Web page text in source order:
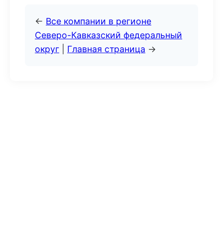
← Все компании в регионе
Северо-Кавказский федеральный
округ
Главная страница →